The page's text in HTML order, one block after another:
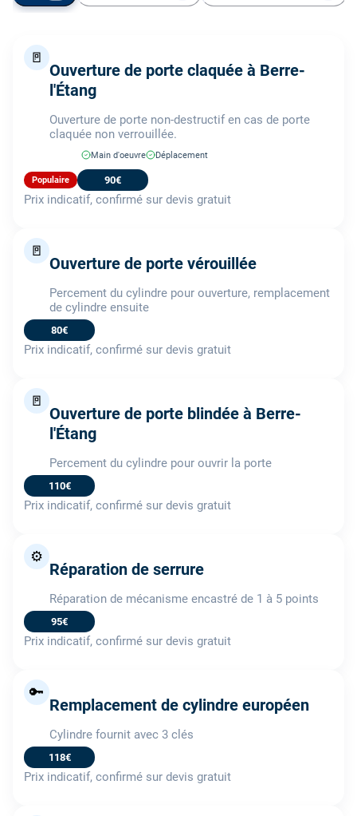
🚪
Ouverture de porte claquée à Berre-
l'Étang
Ouverture de porte non-destructif en cas de porte
claquée non verrouillée.
Main d'oeuvre Déplacement
Populaire 90€
Prix indicatif, confirmé sur devis gratuit
🚪
Ouverture de porte vérouillée
Percement du cylindre pour ouverture, remplacement
de cylindre ensuite
80€
Prix indicatif, confirmé sur devis gratuit
🚪
Ouverture de porte blindée à Berre-
l'Étang
Percement du cylindre pour ouvrir la porte
110€
Prix indicatif, confirmé sur devis gratuit
⚙️
Réparation de serrure
Réparation de mécanisme encastré de 1 à 5 points
95€
Prix indicatif, confirmé sur devis gratuit
🔑
Remplacement de cylindre européen
Cylindre fournit avec 3 clés
118€
Prix indicatif, confirmé sur devis gratuit